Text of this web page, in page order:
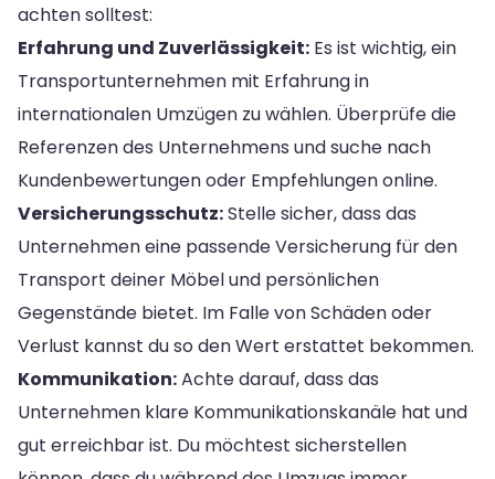
achten solltest:
Erfahrung und Zuverlässigkeit: Es ist wichtig, ein
Transportunternehmen mit Erfahrung in
internationalen Umzügen zu wählen. Überprüfe die
Referenzen des Unternehmens und suche nach
Kundenbewertungen oder Empfehlungen online.
Versicherungsschutz:Stelle sicher, dass das
Unternehmen eine passende Versicherung für den
Transport deiner Möbel und persönlichen
Gegenstände bietet. Im Falle von Schäden oder
Verlust kannst du so den Wert erstattet bekommen.
Kommunikation:Achte darauf, dass das
Unternehmen klare Kommunikationskanäle hat und
gut erreichbar ist. Du möchtest sicherstellen